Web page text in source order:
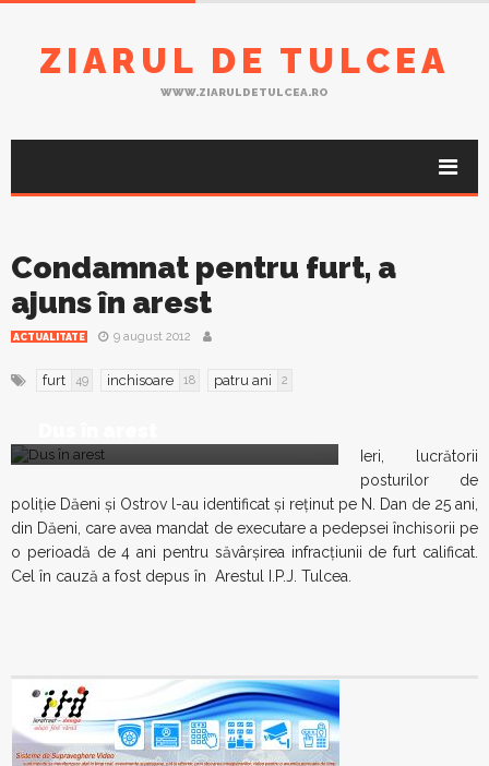
ZIARUL DE TULCEA
WWW.ZIARULDETULCEA.RO
Condamnat pentru furt, a
ajuns în arest
ACTUALITATE 9 august 2012
furt 49 inchisoare 18 patru ani 2
Ieri, lucrătorii
posturilor de
poliție Dăeni și Ostrov l-au identificat și reținut pe N. Dan de 25 ani,
din Dăeni, care avea mandat de executare a pedepsei închisorii pe
o perioadă de 4 ani pentru săvârșirea infracțiunii de furt calificat.
Cel în cauză a fost depus în Arestul I.P.J. Tulcea.